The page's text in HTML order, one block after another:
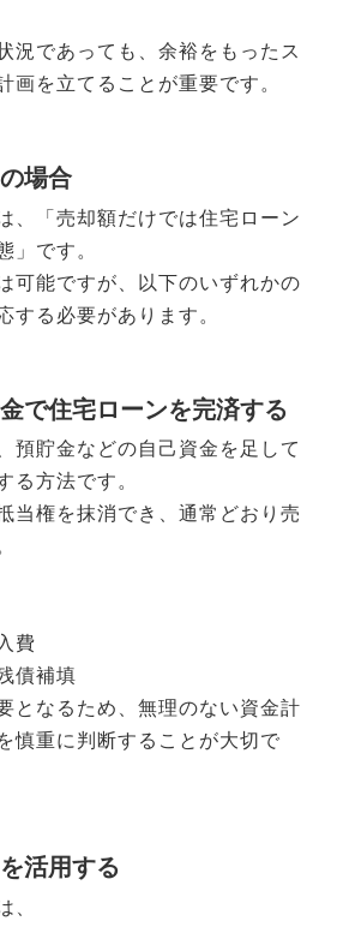
況であっても、余裕をもったス
画を立てることが重要です。
場合
、「売却額だけでは住宅ローン
」です。
可能ですが、以下のいずれかの
する必要があります。
で住宅ローンを完済する
預貯金などの自己資金を足して
る方法です。
当権を抹消でき、通常どおり売
費
債補填
となるため、無理のない資金計
慎重に判断することが大切で
活用する
、